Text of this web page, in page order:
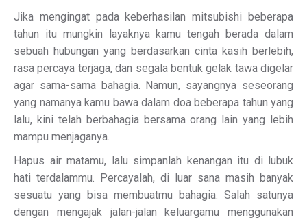
Jika mengingat pada keberhasilan mitsubishi beberapa
tahun itu mungkin layaknya kamu tengah berada dalam
sebuah hubungan yang berdasarkan cinta kasih berlebih,
rasa percaya terjaga, dan segala bentuk gelak tawa digelar
agar sama-sama bahagia. Namun, sayangnya seseorang
yang namanya kamu bawa dalam doa beberapa tahun yang
lalu, kini telah berbahagia bersama orang lain yang lebih
mampu menjaganya.
Hapus air matamu, lalu simpanlah kenangan itu di lubuk
hati terdalammu. Percayalah, di luar sana masih banyak
sesuatu yang bisa membuatmu bahagia. Salah satunya
dengan mengajak jalan-jalan keluargamu menggunakan